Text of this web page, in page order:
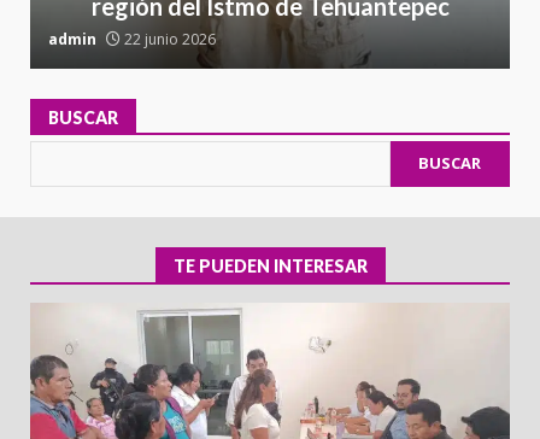
admin 22 junio 2026
BUSCAR
BUSCAR
TE PUEDEN INTERESAR